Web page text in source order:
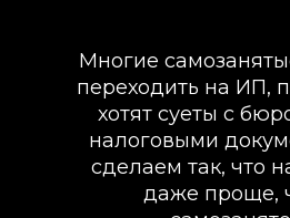
Многие
переходить на ИП,
хотят суеты с
налоговыми
сделаем так, что
даже проще,